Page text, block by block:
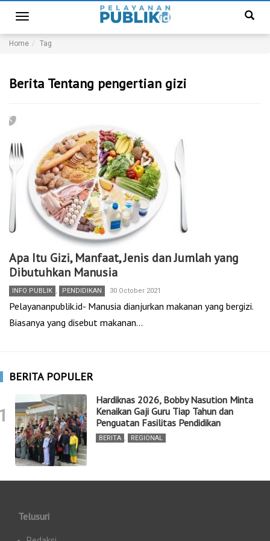
Toggle
navigation
Home Tag
Berita Tentang pengertian gizi
Apa Itu Gizi, Manfaat, Jenis dan Jumlah yang
Dibutuhkan Manusia
INFO PUBLIK , PENDIDIKAN 30 October 2021
Pelayananpublik.id- Manusia dianjurkan makanan yang bergizi.
Biasanya yang disebut makanan…
BERITA POPULER
Hardiknas 2026, Bobby Nasution Minta
Kenaikan Gaji Guru Tiap Tahun dan
Penguatan Fasilitas Pendidikan
BERITA , REGIONAL
Telusuri